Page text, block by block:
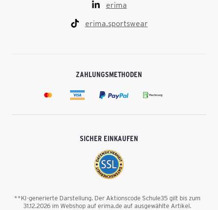
erima
erima.sportswear
ZAHLUNGSMETHODEN
SICHER EINKAUFEN
**KI-generierte Darstellung. Der Aktionscode Schule35 gilt bis zum
31.12.2026 im Webshop auf erima.de auf ausgewählte Artikel.